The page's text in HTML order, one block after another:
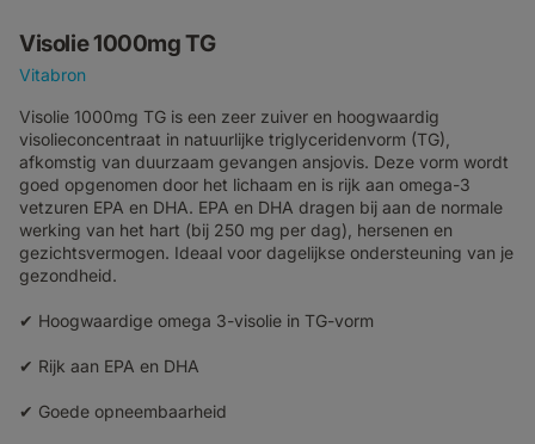
Visolie 1000mg TG
Vitabron
Visolie 1000mg TG is een zeer zuiver en hoogwaardig
visolieconcentraat in natuurlijke triglyceridenvorm (TG),
afkomstig van duurzaam gevangen ansjovis. Deze vorm wordt
goed opgenomen door het lichaam en is rijk aan omega-3
vetzuren EPA en DHA. EPA en DHA dragen bij aan de normale
werking van het hart (bij 250 mg per dag), hersenen en
gezichtsvermogen. Ideaal voor dagelijkse ondersteuning van je
gezondheid.
✔ Hoogwaardige omega 3-visolie in TG-vorm
✔ Rijk aan EPA en DHA
✔ Goede opneembaarheid